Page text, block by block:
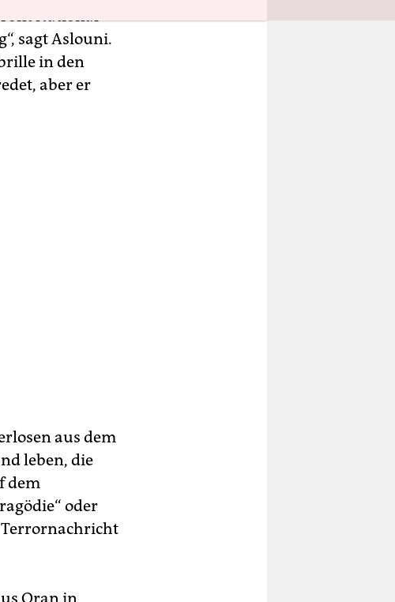
National
sagt Aslouni.
in den
aber er
aus dem
leben, die
dem
oder
Terrornachricht
Oran in